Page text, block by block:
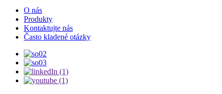
O nás
Produkty
Kontaktujte nás
Často kladené otázky